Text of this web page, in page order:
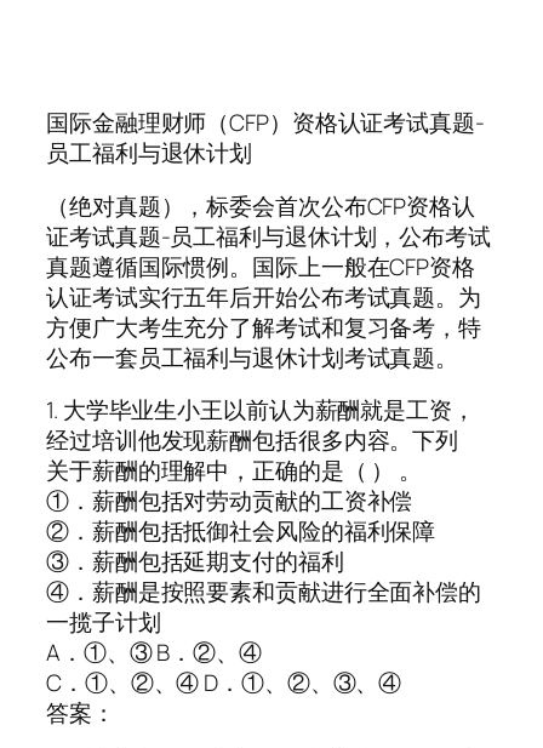
国际金融理财师（CFP）资格认证考试真题-
员工福利与退休计划
（绝对真题），标委会首次公布CFP资格认
证考试真题-员工福利与退休计划，公布考试
真题遵循国际惯例。国际上一般在CFP资格
认证考试实行五年后开始公布考试真题。为
方便广大考生充分了解考试和复习备考，特
公布一套员工福利与退休计划考试真题。
1. 大学毕业生小王以前认为薪酬就是工资，
经过培训他发现薪酬包括很多内容。下列
关于薪酬的理解中，正确的是（ ） 。
①．薪酬包括对劳动贡献的工资补偿
②．薪酬包括抵御社会风险的福利保障
③．薪酬包括延期支付的福利
④．薪酬是按照要素和贡献进行全面补偿的
一揽子计划
A．①、③ B．②、④
C．①、②、④ D．①、②、③、④
答案：